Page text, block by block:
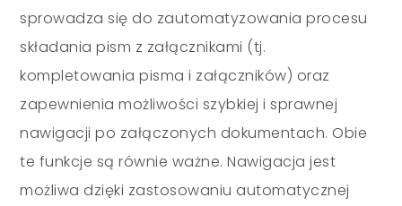
sprowadza się do zautomatyzowania procesu
składania pism z załącznikami (tj.
kompletowania pisma i załączników) oraz
zapewnienia możliwości szybkiej i sprawnej
nawigacji po załączonych dokumentach. Obie
te funkcje są równie ważne. Nawigacja jest
możliwa dzięki zastosowaniu automatycznej